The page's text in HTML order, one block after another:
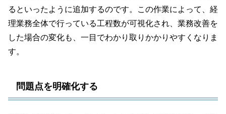
るといったように追加するのです。この作業によって、経
理業務全体で行っている工程数が可視化され、業務改善を
した場合の変化も、一目でわかり取りかかりやすくなりま
す。
問題点を明確化する